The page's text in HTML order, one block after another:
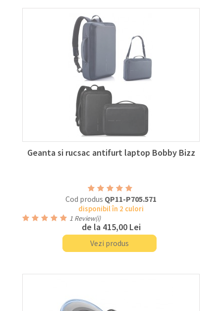
Geanta si rucsac antifurt laptop Bobby Bizz
Cod produs QP11-P705.571
disponibil în 2 culori
1 Review(i)
de la 415,00 Lei
Vezi produs